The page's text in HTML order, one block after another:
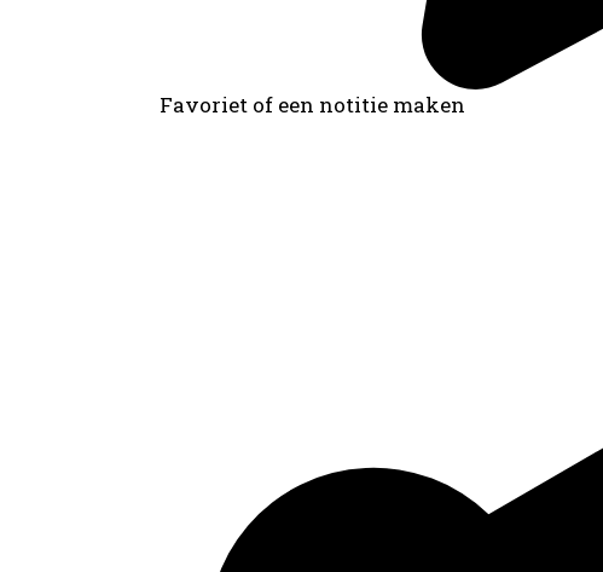
Favoriet of een notitie maken